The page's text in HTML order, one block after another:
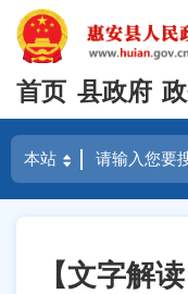
首页 县政府
【文字解